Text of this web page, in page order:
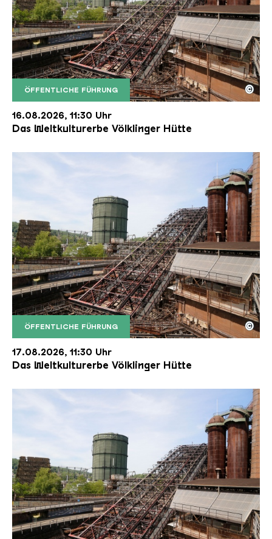
ÖFFENTLICHE FÜHRUNG
Der Erzschrägaufzug der Völklinger Hütte mit
Copyright: Weltkulturerbe Völklinger Hütte | Karl
©
16.08.2026, 11:30 Uhr
Das Weltkulturerbe Völklinger Hütte
ÖFFENTLICHE FÜHRUNG
Der Erzschrägaufzug der Völklinger Hütte mit
Copyright: Weltkulturerbe Völklinger Hütte | Karl
©
17.08.2026, 11:30 Uhr
Das Weltkulturerbe Völklinger Hütte